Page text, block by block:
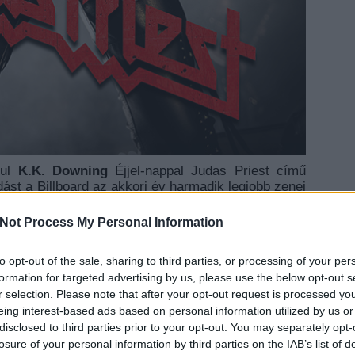
Process My Personal Information
opt-out of the sale, sharing to third parties, or processing of your
for targeted advertising by us, please use the below opt-out
selection. Please note that after your opt-out request is processed
interest-based ads based on personal information utilized by us
to third parties prior to your opt-out. You may separately
of your personal information by third parties on the IAB’s list of
K.K. Downing Éjjel-nappal Judas Priest című
a Billboard az akkori év harmadik legjobb zenei
ezen nem is lehet csodálkozni - elég óvatosan
mint negyven évnyi pályafutás után volt miről
A könyvről hamarosan részletes ismertetőt
hogy még a Judas Priest legelkötelezettebb
és helyenként meglepő információkat
megadjuk nektek a lehetőséget arra, hogy
- a folytatásban következő játékunkban három
a könyvből.
EZT